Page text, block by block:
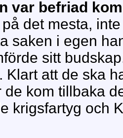
var befriad
det mesta,
saken i egen
sitt
Klart att de ska
de kom tillbaka
krigsfartyg och